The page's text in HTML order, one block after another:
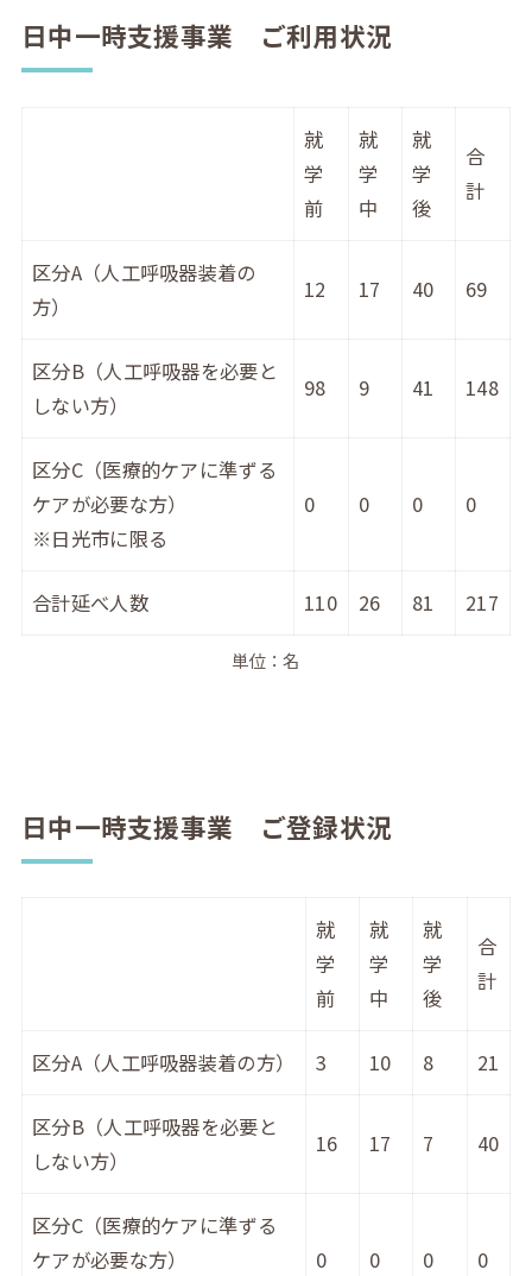
日中一時支援事業 ご利用状況
就
学
前
就
学
中
就
学
後
合
計
区分A（人工呼吸器装着の
方）
12 17 40 69
区分B（人工呼吸器を必要と
しない方）
98 9 41 148
区分C（医療的ケアに準ずる
ケアが必要な方）
※日光市に限る
0 0 0 0
合計延べ人数 110 26 81 217
単位：名
日中一時支援事業 ご登録状況
就
学
前
就
学
中
就
学
後
合
計
区分A（人工呼吸器装着の方） 3 10 8 21
区分B（人工呼吸器を必要と
しない方）
16 17 7 40
区分C（医療的ケアに準ずる
ケアが必要な方）
0 0 0 0